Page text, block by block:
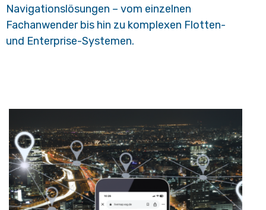
Navigationslösungen – vom einzelnen
Fachanwender bis hin zu komplexen Flotten-
und Enterprise-Systemen.